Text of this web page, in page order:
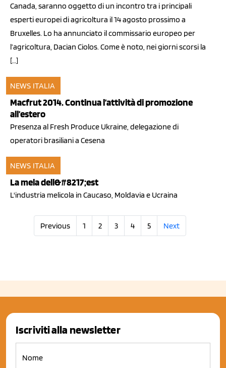
Canada, saranno oggetto di un incontro tra i principali
esperti europei di agricoltura il 14 agosto prossimo a
Bruxelles. Lo ha annunciato il commissario europeo per
l’agricoltura, Dacian Ciolos. Come è noto, nei giorni scorsi la
[…]
NEWS ITALIA
04 dic 2013
Macfrut 2014. Continua l’attività di promozione
all’estero
Presenza al Fresh Produce Ukraine, delegazione di
operatori brasiliani a Cesena
NEWS ITALIA
11 nov 2010
La mela dell&#8217;est
L'industria melicola in Caucaso, Moldavia e Ucraina
Previous 1 2 3 4 5 Next
Iscriviti alla newsletter